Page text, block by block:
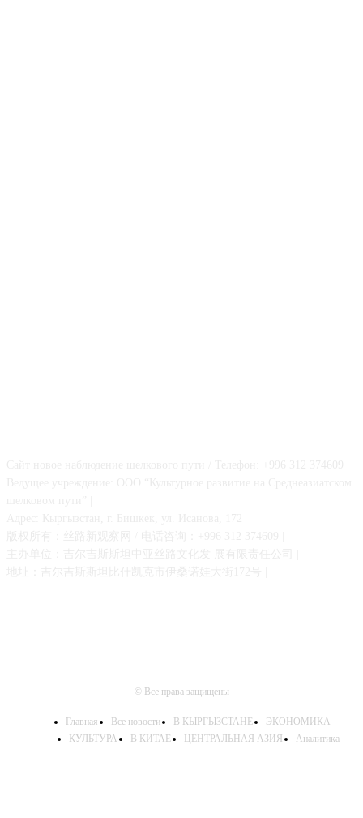
© Все права защищены
Главная Все новости В КЫРГЫЗСТАНЕ
ЭКОНОМИКА
КУЛЬТУРА
В КИТАЕ ЦЕНТРАЛЬНАЯ АЗИЯ Аналитика